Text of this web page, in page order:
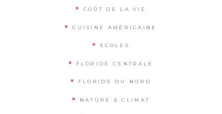
COÛT DE LA VIE
CUISINE AMÉRICAINE
ECOLES
FLORIDE CENTRALE
FLORIDE DU NORD
NATURE & CLIMAT